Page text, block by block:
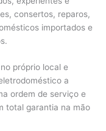
consertos, reparos,
importados e
próprio local e
a
ordem de serviço e
total garantia na mão